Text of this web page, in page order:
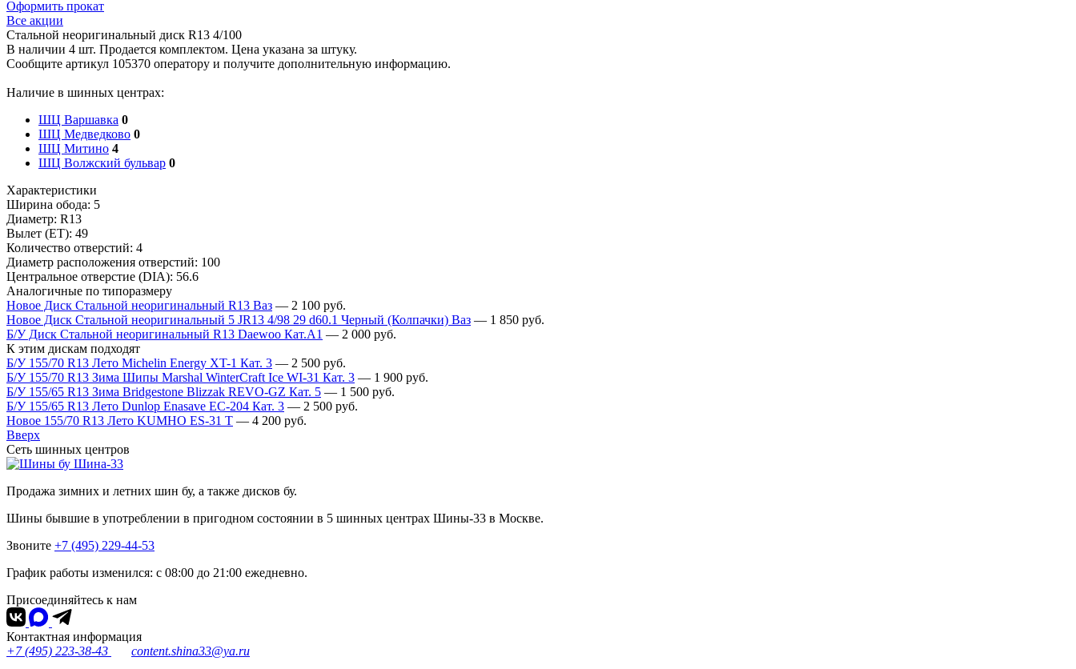
Оформить прокат
Все акции
Стальной неоригинальный диск R13 4/100
В наличии 4 шт. Продается комплектом. Цена указана за штуку.
Сообщите артикул 105370 оператору и получите дополнительную информацию.
Наличие в шинных центрах:
ШЦ Варшавка 0
ШЦ Медведково 0
ШЦ Митино 4
ШЦ Волжский бульвар 0
Характеристики
Ширина обода: 5
Диаметр: R13
Вылет (ET): 49
Количество отверстий: 4
Диаметр расположения отверстий: 100
Центральное отверстие (DIA): 56.6
Аналогичные по типоразмеру
Новое Диск Стальной неоригинальный R13 Ваз — 2 100 руб.
Новое Диск Стальной неоригинальный 5 JR13 4/98 29 d60.1 Черный (Колпачки) Ваз — 1 850 руб.
Б/У Диск Стальной неоригинальный R13 Daewoo Кат.А1 — 2 000 руб.
К этим дискам подходят
Б/У 155/70 R13 Лето Michelin Energy XT-1 Кат. 3 — 2 500 руб.
Б/У 155/70 R13 Зима Шипы Marshal WinterCraft Ice WI-31 Кат. 3 — 1 900 руб.
Б/У 155/65 R13 Зима Bridgestone Blizzak REVO-GZ Кат. 5 — 1 500 руб.
Б/У 155/65 R13 Лето Dunlop Enasave EC-204 Кат. 3 — 2 500 руб.
Новое 155/70 R13 Лето KUMHO ES-31 T — 4 200 руб.
Вверх
Сеть шинных центров
Шина-33
Продажа зимних и летних шин бу, а также дисков бу.
Шины бывшие в употреблении в пригодном состоянии в 5 шинных центрах Шины-33 в Москве.
Звоните +7 (495) 229-44-53
График работы изменился: с 08:00 до 21:00 ежедневно.
Присоединяйтесь к нам
Контактная информация
+7 (495) 223-38-43
content.shina33@ya.ru